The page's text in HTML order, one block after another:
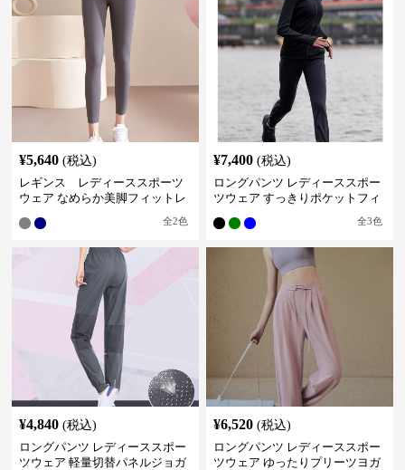
¥5,640 (税込)
レギンス レディーススポーツ
ウェア なめらか美脚フィットレ
全2色
¥7,400 (税込)
ロングパンツ レディーススポー
ツウェア すっきりポケットフィ
全3色
¥4,840 (税込)
ロングパンツ レディーススポー
ツウェア 軽量切替パネルジョガ
¥6,520 (税込)
ロングパンツ レディーススポー
ツウェア ゆったりプリーツヨガ